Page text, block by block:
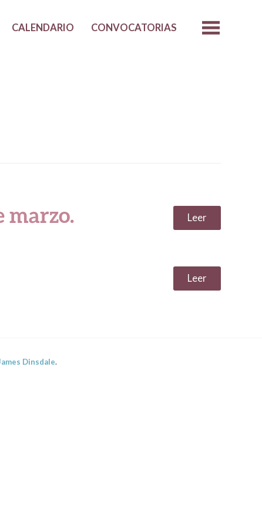
CALENDARIO CONVOCATORIAS
marzo. Leer
Leer
Dinsdale.